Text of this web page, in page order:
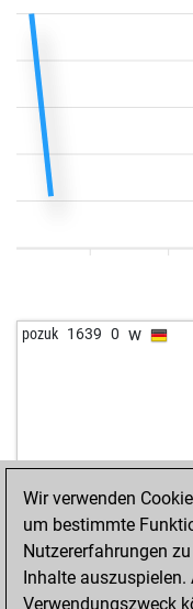
pozuk 1639 0 w
Wir verwenden
um bestimmte
Nutzererfahrungen
Inhalte
Verwendungszweck